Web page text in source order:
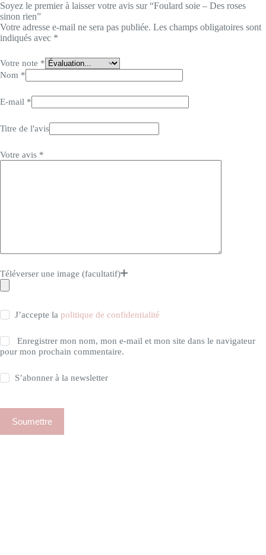
Soyez le premier à laisser votre avis sur “Foulard soie – Des roses
sinon rien”
Votre adresse e-mail ne sera pas publiée. Les champs obligatoires sont
indiqués avec *
Votre note *
Nom *
E-mail *
Titre de l'avis
Votre avis *
Téléverser une image (facultatif)
J’accepte la politique de confidentialité
Enregistrer mon nom, mon e-mail et mon site dans le navigateur
pour mon prochain commentaire.
S’abonner à la newsletter
Soumettre